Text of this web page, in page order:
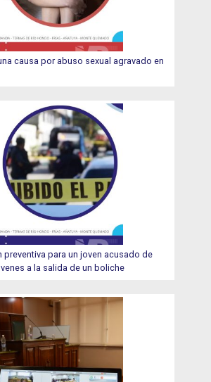
causa por abuso sexual agravado en
preventiva para un joven acusado de
a la salida de un boliche